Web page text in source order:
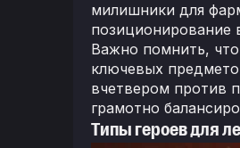
милишники для
позиционирование
Важно помнить,
ключевых
вчетвером против
грамотно
Типы героев для